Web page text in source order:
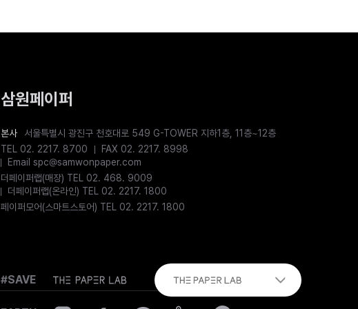
삼원페이퍼
본사
서울특별시 광진구 천호대로 549 G-TOWER 지하1층, 11층~12층
TEL 02. 2217. 8700
FAX 02. 2217. 8998
Email spc@samwonpaper.com
더페이퍼랩(매장) TEL 02. 468. 9009
더페이퍼랩(온라인) TEL 02. 2217. 1800
페이퍼모어(스마트스토어) TEL 02. 2217. 1800
#SAVE The paper lab